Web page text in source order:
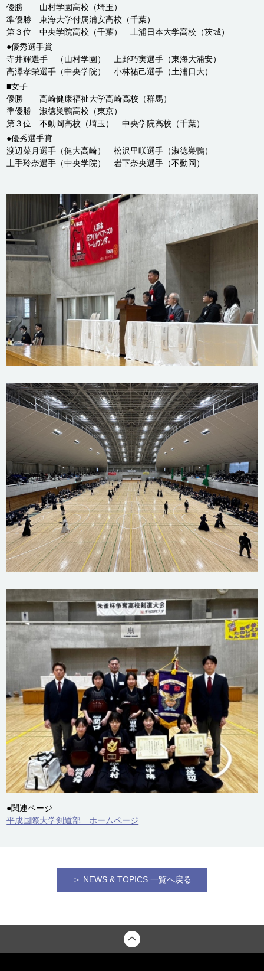
優勝 山村学園高校（埼玉）
準優勝 東海大学付属浦安高校（千葉）
第３位 中央学院高校（千葉） 土浦日本大学高校（茨城）
●優秀選手賞
寺井輝選手 （山村学園） 上野巧実選手（東海大浦安）
高澤孝栄選手（中央学院） 小林祐己選手（土浦日大）
■女子
優勝 高崎健康福祉大学高崎高校（群馬）
準優勝 淑徳巣鴨高校（東京）
第３位 不動岡高校（埼玉） 中央学院高校（千葉）
●優秀選手賞
渡辺菜月選手（健大高崎） 松沢里咲選手（淑徳巣鴨）
土手玲奈選手（中央学院） 岩下奈央選手（不動岡）
●関連ページ
平成国際大学剣道部 ホームページ
＞ NEWS & TOPICS 一覧へ戻る